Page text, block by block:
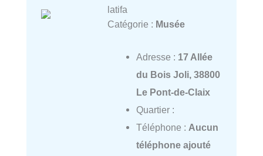
latifa
Catégorie : Musée
Adresse : 17 Allée
du Bois Joli, 38800
Le Pont-de-Claix
Quartier :
Téléphone : Aucun
téléphone ajouté